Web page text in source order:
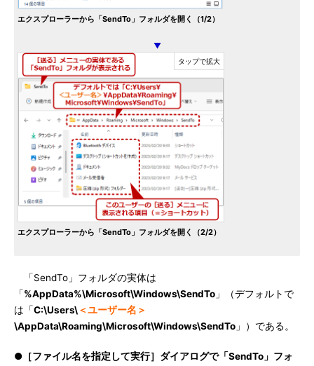
エクスプローラーから「SendTo」フォルダを開く（1/2）
▼
エクスプローラーから「SendTo」フォルダを開く（2/2）
「SendTo」フォルダの実体は
「%AppData%\Microsoft\Windows\SendTo 」（デフォルトで
は「C:\Users\＜ユーザー名＞
\AppData\Roaming\Microsoft\Windows\SendTo 」）である。
●［ファイル名を指定して実行］ダイアログで「SendTo」フォ